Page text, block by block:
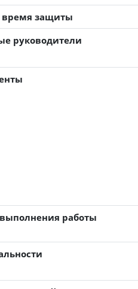
время защиты
руководители
работы